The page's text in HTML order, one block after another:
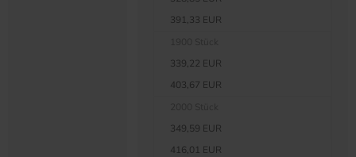
391,33 EUR
339,22 EUR
403,67 EUR
349,59 EUR
416,01 EUR